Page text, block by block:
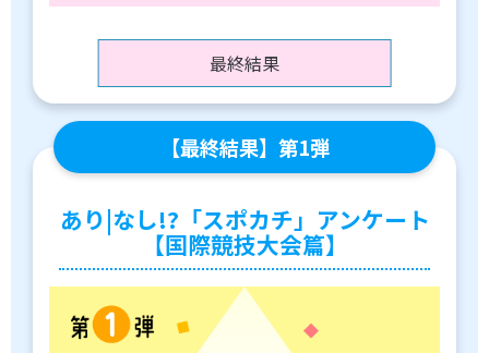
最終結果
【最終結果】第1弾
あり|なし!?「スポカチ」アンケート
【国際競技大会篇】